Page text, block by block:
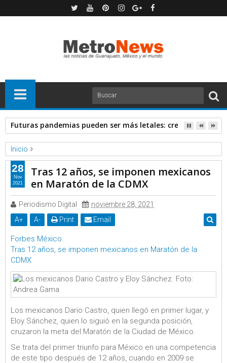
Futuras pandemias pueden ser más letales: creadora de
Inicio
Forbes
Noticias
Tras 12 años, se imponen mexicanos en Maratón de la CDMX
Tras 12 años, se imponen mexicanos
en Maratón de la CDMX
Periodismo Digital
noviembre 28, 2021
A+ A- Print Email
Forbes México.
Tras 12 años, se imponen mexicanos en Maratón de la
CDMX
Los mexicanos Dario Castro, quien llegó en primer lugar, y
Eloy Sánchez, quien lo siguió en la segunda posición,
cruzaron la meta del Maratón de la Ciudad de México.
Se trata del primer triunfo para México en una competencia
de este tipo después de 12 años, cuando en 2009 se
28
Nov
2021